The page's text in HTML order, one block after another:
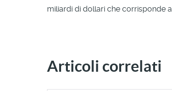
miliardi di dollari che corrisponde
Articoli correlati